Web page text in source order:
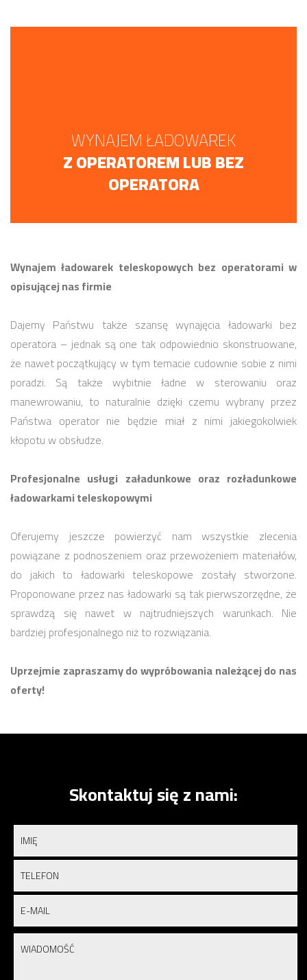
WYNAJEM ŁADOWAREK
Z OPERATOREM LUB BEZ
OPERATORA
Wynajem ładowarek teleskopowych bez operatorami w
opisującej nas firmie
Dajemy Państwu także szansę wynajęcia ładowarki bez
operatora – jednak są one tak odpowiednio skonstruowane,
że nawet początkujący w tym temacie cudownie sobie z nimi
poradzi. Są także wybitnie ładne w sterowaniu oraz
manewrowaniu, to naturalnie dzięki czemu wybrany przez
Państwa operator nie będzie miał z nimi jakiegokolwiek
kłopotu w obsłudze.
Profesjonalne usługi załadunkowe oraz rozładunkowe
ładowarkami teleskopowymi
Oferujemy jeszcze powierzyć nam wszystkie zlecenia
powiązane z podnoszeniem oraz przewożeniem materiałów,
do jakich to ładowarki teleskopowe zostały stworzone.
Proponowane przez nas ładowarki są tak pierwszorzędne, że
sprawdzą się nawet w najtrudniejszych warunkach. Nie
bardziej profesjonalnego niż to rozwiązania.
Uprzejmie zapraszamy do wypróbowania należącej do nas
oferty!
Skontaktuj się z nami: